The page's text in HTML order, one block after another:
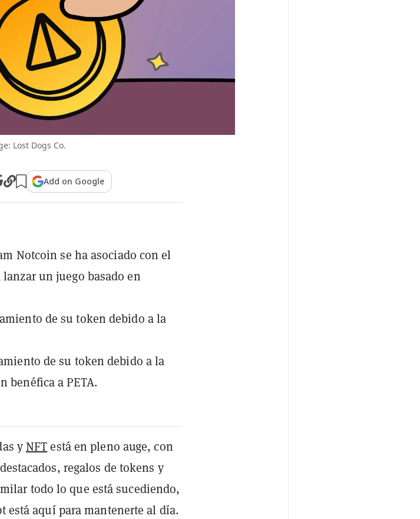
Lost Dogs Co.
Add on Google
Notcoin se ha asociado con el
un juego basado en
de su token debido a la
de su token debido a la
benéfica a PETA.
yNFTestá en pleno auge, con
regalos de tokens y
todo lo que está sucediendo,
está aquí para mantenerte al día.